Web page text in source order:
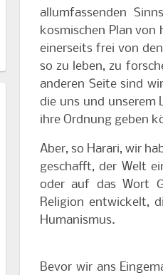
allumfassenden
kosmischen Plan von
einerseits frei von
so zu leben, zu
anderen Seite sind
die uns und unserem
ihre Ordnung geben
Aber, so Harari, wir
geschafft, der Welt
oder auf das Wort
Religion entwickelt,
Humanismus.
Bevor wir ans